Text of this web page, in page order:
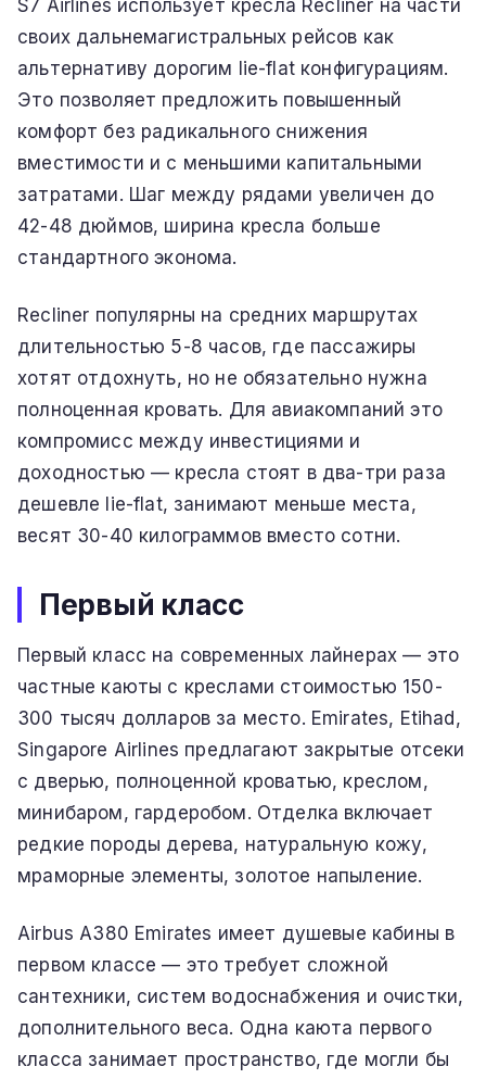
S7 Airlines использует кресла Recliner на части
своих дальнемагистральных рейсов как
альтернативу дорогим lie-flat конфигурациям.
Это позволяет предложить повышенный
комфорт без радикального снижения
вместимости и с меньшими капитальными
затратами. Шаг между рядами увеличен до
42-48 дюймов, ширина кресла больше
стандартного эконома.
Recliner популярны на средних маршрутах
длительностью 5-8 часов, где пассажиры
хотят отдохнуть, но не обязательно нужна
полноценная кровать. Для авиакомпаний это
компромисс между инвестициями и
доходностью — кресла стоят в два-три раза
дешевле lie-flat, занимают меньше места,
весят 30-40 килограммов вместо сотни.
Первый класс
Первый класс на современных лайнерах — это
частные каюты с креслами стоимостью 150-
300 тысяч долларов за место. Emirates, Etihad,
Singapore Airlines предлагают закрытые отсеки
с дверью, полноценной кроватью, креслом,
минибаром, гардеробом. Отделка включает
редкие породы дерева, натуральную кожу,
мраморные элементы, золотое напыление.
Airbus A380 Emirates имеет душевые кабины в
первом классе — это требует сложной
сантехники, систем водоснабжения и очистки,
дополнительного веса. Одна каюта первого
класса занимает пространство, где могли бы